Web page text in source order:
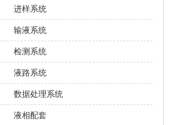
进样系统
输液系统
检测系统
液路系统
数据处理系统
液相配套